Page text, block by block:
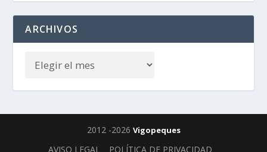
ARCHIVOS
2012 -2026 Vigopeques
AVISO LEGAL POLÍTICA DE PRIVACIDAD